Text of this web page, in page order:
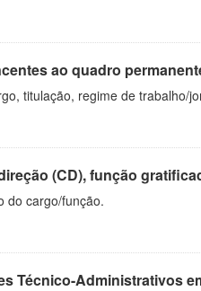
ao quadro
titulação, regime de trabalho/
(CD), função
do cargo/função.
Técnico-Administrativos